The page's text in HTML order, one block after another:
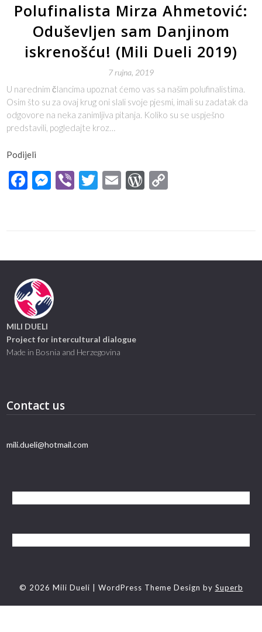
Polufinalista Mirza Ahmetović:
Oduševljen sam Danjinom
iskrenošću! (Mili Dueli 2019)
7 rujna, 2019
U narednim člancima upoznat ćemo vas sa našim polufinalistima.
Osim što su za ovaj krug oni slali svoje pjesmi, imali su zadatak da
odgovore na neka zanimljiva pitanja. Koliko su se uspješno
predstavili, pogledajte kroz…
Podijeli
Facebook
Messenger
ViberTwitter
EmailWordPress
MILI DUELI
Project for intercultural dialogue
Made in Bosnia and Herzegovina
Contact us
mili.dueli@hotmail.com
© 2026 Mili Dueli | WordPress Theme Design by Superb